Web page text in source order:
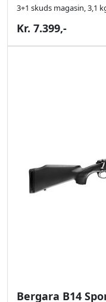
3+1 skuds magasin, 3,1
Kr. 7.399,-
Bergara B14